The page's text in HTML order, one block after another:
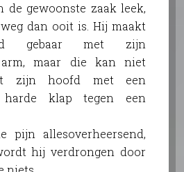
de gewoonste zaak leek,
dan ooit is. Hij maakt
gebaar met zijn
arm, maar die kan niet
zijn hoofd met een
harde klap tegen een
pijn allesoverheersend,
hij verdrongen door